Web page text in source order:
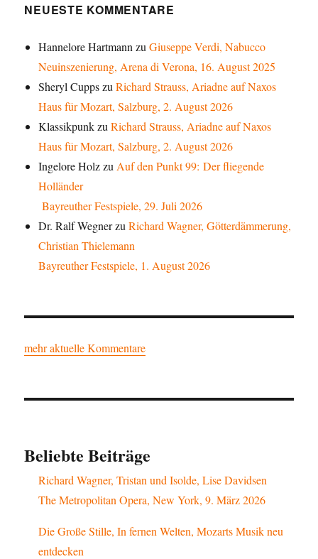
NEUESTE KOMMENTARE
Hannelore Hartmann zuGiuseppe Verdi, Nabucco
Neuinszenierung, Arena di Verona, 16. August 2025
Sheryl CuppszuRichard Strauss, Ariadne auf Naxos
Haus für Mozart, Salzburg, 2. August 2026
KlassikpunkzuRichard Strauss, Ariadne auf Naxos
Haus für Mozart, Salzburg, 2. August 2026
Ingelore Holzzu Auf den Punkt 99: Der fliegende
Holländer
Bayreuther Festspiele, 29. Juli 2026
Dr. Ralf WegnerzuRichard Wagner, Götterdämmerung,
Christian Thielemann
Bayreuther Festspiele, 1. August 2026
mehr aktuelle Kommentare
Beliebte Beiträge
Richard Wagner, Tristan und Isolde, Lise Davidsen
The Metropolitan Opera, New York, 9. März 2026
Die Große Stille, In fernen Welten, Mozarts Musik neu
entdecken